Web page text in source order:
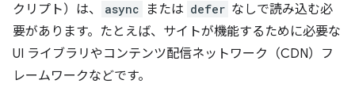
クリプト）は、
async または defer なしで読み込む必
要があります。たとえば、サイトが機能するために必要な
UI ライブラリやコンテンツ配信ネットワーク（CDN）フ
レームワークなどです。